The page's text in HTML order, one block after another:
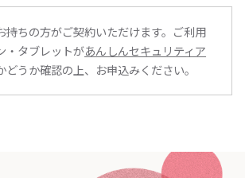
ちの方がご契約いただけます。ご利用
・タブレットがあんしんセキュリティア
どうか確認の上、お申込みください。